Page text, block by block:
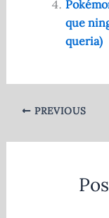
que
queria)
PREVIOUS